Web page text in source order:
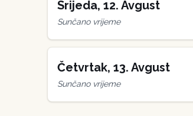
Srijeda, 12. Avgust
Sunčano vrijeme
Četvrtak, 13. Avgust
Sunčano vrijeme